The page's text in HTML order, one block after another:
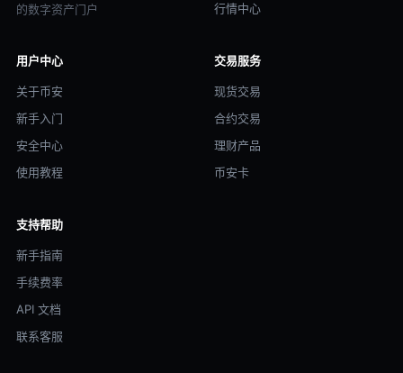
的数字资产门户
行情中心
用户中心
关于币安
新手入门
安全中心
使用教程
交易服务
现货交易
合约交易
理财产品
币安卡
支持帮助
新手指南
手续费率
API 文档
联系客服